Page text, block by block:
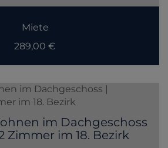
Miete
289,00 €
im Dachgeschoss
Zimmer im 18. Bezirk